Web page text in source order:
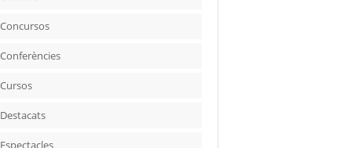
Concursos
Conferències
Cursos
Destacats